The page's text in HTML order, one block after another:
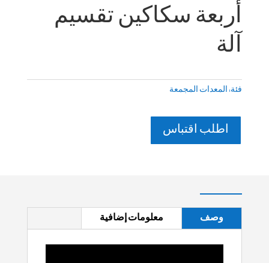
أربعة سكاكين تقسيم
آلة
فئة:المعدات المجمعة
اطلب اقتباس
وصف معلومات إضافية